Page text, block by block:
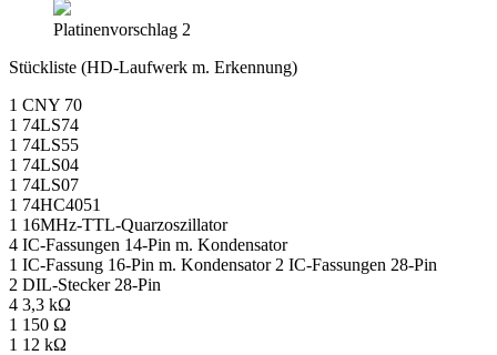
Platinenvorschlag 2
Stückliste (HD-Laufwerk m. Erkennung)
1 CNY 70
1 74LS74
1 74LS55
1 74LS04
1 74LS07
1 74HC4051
1 16MHz-TTL-Quarzoszillator
4 IC-Fassungen 14-Pin m. Kondensator
1 IC-Fassung 16-Pin m. Kondensator 2 IC-Fassungen 28-Pin
2 DIL-Stecker 28-Pin
4 3,3 kΩ
1 150 Ω
1 12 kΩ